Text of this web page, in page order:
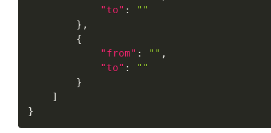
"to" :
""
} ,
{
"from" : "" ,
"to" :
""
}
]
}